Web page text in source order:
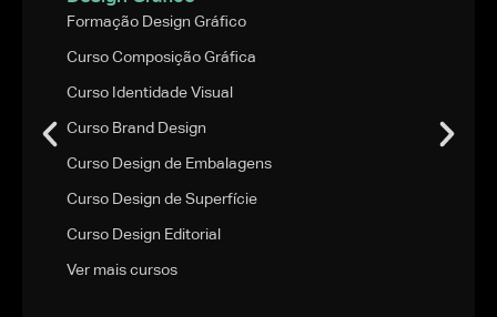
Formação Design Gráfico
Curso Composição Gráfica
Curso Identidade Visual
Curso Brand Design
Curso Design de Embalagens
Curso Design de Superfície
Curso Design Editorial
Ver mais cursos